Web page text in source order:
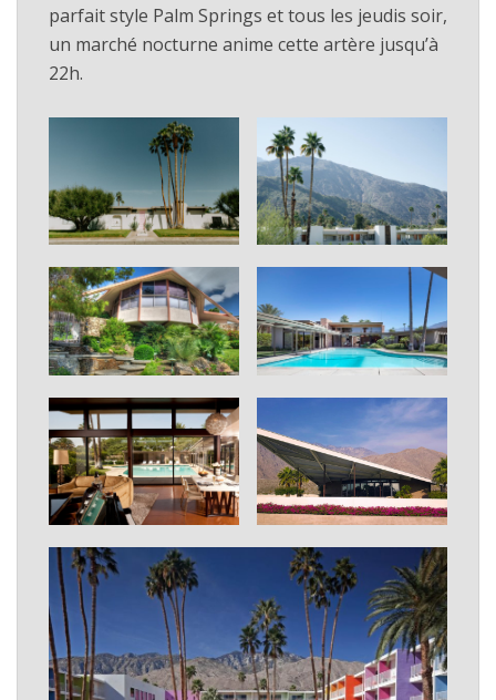
parfait style Palm Springs et tous les jeudis soir,
un marché nocturne anime cette artère jusqu’à
22h.